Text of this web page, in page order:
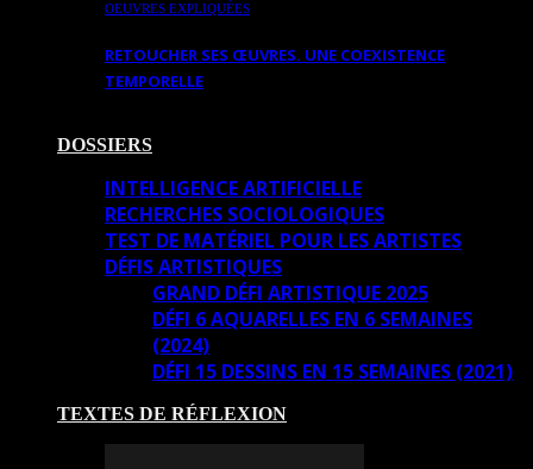
OEUVRES EXPLIQUÉES
RETOUCHER SES ŒUVRES. UNE COEXISTENCE
TEMPORELLE
DOSSIERS
INTELLIGENCE ARTIFICIELLE
RECHERCHES SOCIOLOGIQUES
TEST DE MATÉRIEL POUR LES ARTISTES
DÉFIS ARTISTIQUES
GRAND DÉFI ARTISTIQUE 2025
DÉFI 6 AQUARELLES EN 6 SEMAINES
(2024)
DÉFI 15 DESSINS EN 15 SEMAINES (2021)
TEXTES DE RÉFLEXION